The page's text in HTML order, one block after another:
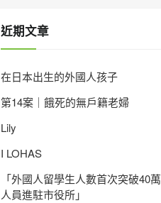
近期文章
在日本出生的外國人孩子
第14案｜餓死的無戶籍老婦
Lily
I LOHAS
「外國人留學生人數首次突破40
人員進駐市役所」